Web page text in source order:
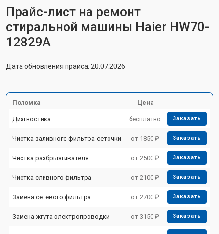
Прайс-лист на ремонт
стиральной машины Haier HW70-
12829A
Дата обновления прайса: 20.07.2026
Поломка Цена
Диагностика бесплатно Заказать
Чистка заливного фильтра-сеточки от 1850 ₽ Заказать
Чистка разбрызгивателя от 2500 ₽ Заказать
Чистка сливного фильтра от 2100 ₽ Заказать
Замена сетевого фильтра от 2700 ₽ Заказать
Замена жгута электропроводки от 3150 ₽ Заказать